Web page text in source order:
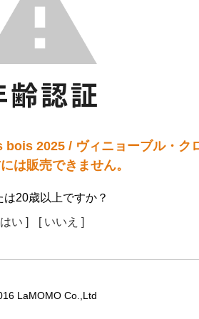
2025 / ヴィニョーブル・ク
は販売できません。
は20歳以上ですか？
い ]
[ いいえ ]
LaMOMO Co.,Ltd